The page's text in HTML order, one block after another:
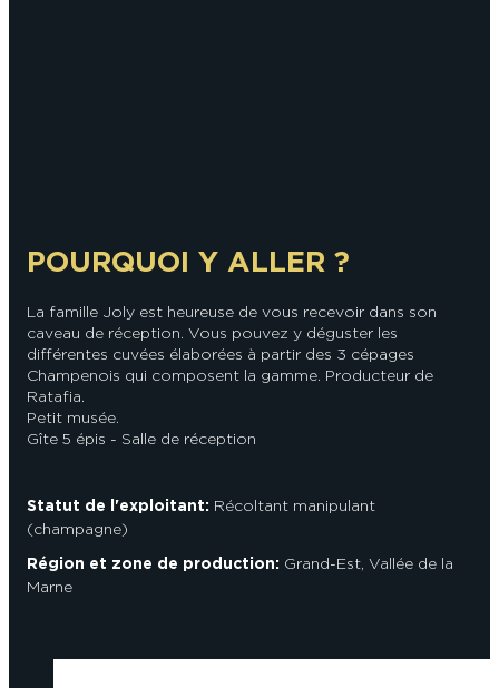
POURQUOI Y ALLER ?
La famille Joly est heureuse de vous recevoir dans son
caveau de réception. Vous pouvez y déguster les
différentes cuvées élaborées à partir des 3 cépages
Champenois qui composent la gamme. Producteur de
Ratafia.
Petit musée.
Gîte 5 épis - Salle de réception
Statut de l'exploitant: Récoltant manipulant
(champagne)
Région et zone de production: Grand-Est, Vallée de la
Marne